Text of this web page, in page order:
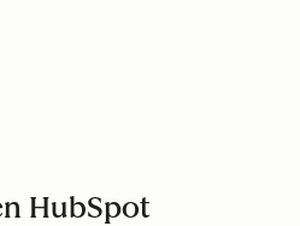
HubSpot